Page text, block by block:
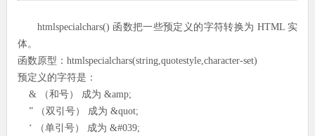
htmlspecialchars() 函数把一些预定义的字符转换为 HTML 实
体。
函数原型：htmlspecialchars(string,quotestyle,character-set)
预定义的字符是：
& （和号） 成为 &amp;
” （双引号） 成为 &quot;
‘ （单引号） 成为 &#039;